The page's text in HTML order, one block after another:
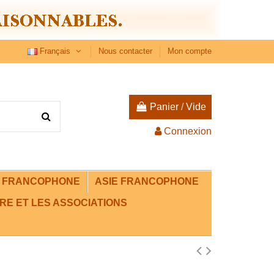
Français Nous contacter Mon compte
Panier /Vide
Connexion
ASIE FRANCOPHONE
ET LES ASSOCIATIONS